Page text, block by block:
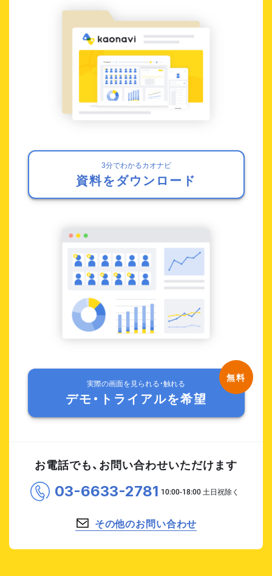
3分でわかるカオナビ
資料をダウンロード
実際の画面を見られる・触れる
デモ・トライアルを希望
お電話でも、お問い合わせいただけます
03-6633-2781
その他のお問い合わせ